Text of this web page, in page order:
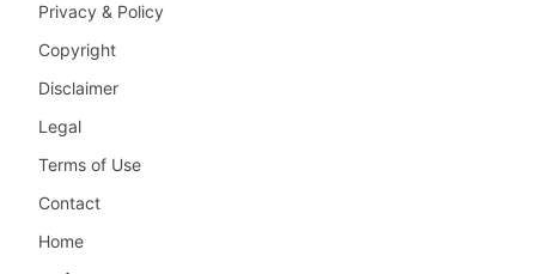
Privacy & Policy
Copyright
Disclaimer
Legal
Terms of Use
Contact
Home